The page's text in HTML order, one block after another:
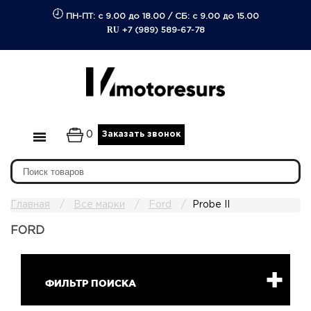
ПН-ПТ: с 9.00 до 18.00/ СБ: с 9.00 до 15.00
RU +7 (989) 589-67-78
0 Заказать звонок
Главная Все марки Ford Probe II
FORD
ФИЛЬТР ПОИСКА